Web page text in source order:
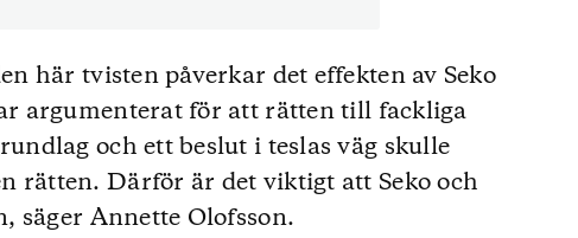
här tvisten påverkar det effekten av Seko
argumenterat för att rätten till fackliga
och ett beslut i teslas väg skulle
rätten. Därför är det viktigt att Seko och
säger Annette Olofsson.